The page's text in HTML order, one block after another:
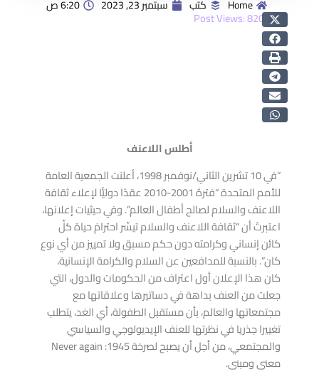
Home كتب سبتمبر 23, 2023 6:20 ص
Post Views:820
أطلس اللاعنف
“في 10 تشرين الثاني/نوفمبر 1998، أعلنت الجمعية العامة
للأمم المتحدة “فترةَ 2001-2010 عقدًا دوليًّا لإعلاء ثقافة
اللاعنف والسلام لصالح أطفال العالم”. وفي حيثيات إعلانها،
اعتبرتْ أن “ثقافة اللاعنف والسلام تيسِّر احترامَ حياة كلِّ
كائن إنساني وكرامته دون حكم مسبق ولا تمييز من أي نوع
كان”. بالنسبة للمدافعين عن السلام والكرامة الإنسانية،
كان هذا الإعلان أول اعتراف من الحكومات والدول، التي
جعلت من العنف بداهة في دساتيرها وعلاقاتها مع
مجتمعاتها والعالم، بأن مستقبل الطفولة، أي الغد، يتطلب
تغييرا جذريا في نظرتها للعنف الإيديولوجي والسياسي
والمجتمعي، من أجل أن يصبح لصرخة 1945: Never again
معنى ومبنى.